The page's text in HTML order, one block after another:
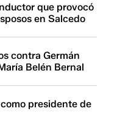
que provocó
en Salcedo
contra Germán
Belén Bernal
presidente de